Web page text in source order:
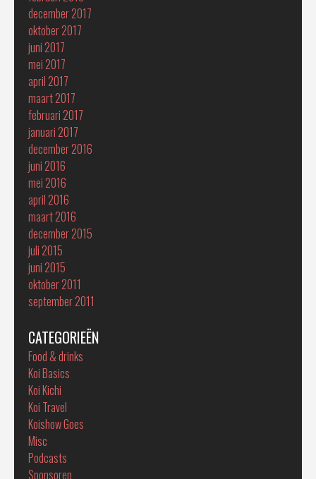
december 2017
oktober 2017
juni 2017
mei 2017
april 2017
maart 2017
februari 2017
januari 2017
december 2016
juni 2016
mei 2016
april 2016
maart 2016
december 2015
juli 2015
juni 2015
oktober 2011
september 2011
CATEGORIEËN
Food & drinks
Koi Basics
Koi Kichi
Koi Travel
Koishow Goes
Misc
Podcasts
Sponsoren